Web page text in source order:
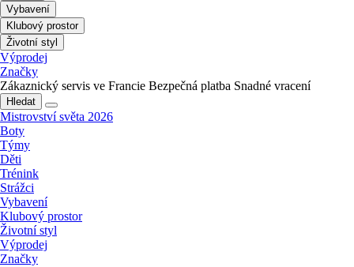
Vybavení
Klubový prostor
Životní styl
Výprodej
Značky
Zákaznický servis ve Francie Bezpečná platba Snadné vracení
Hledat
Mistrovství světa 2026
Boty
Týmy
Děti
Trénink
Strážci
Vybavení
Klubový prostor
Životní styl
Výprodej
Značky